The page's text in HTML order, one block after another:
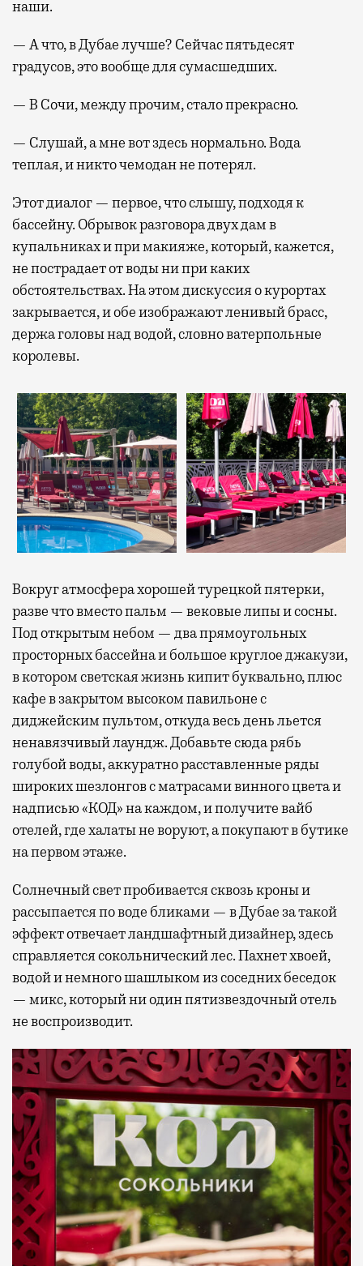
наши.
— А что, в Дубае лучше? Сейчас пятьдесят
градусов, это вообще для сумасшедших.
— В Сочи, между прочим, стало прекрасно.
— Слушай, а мне вот здесь нормально. Вода
теплая, и никто чемодан не потерял.
Этот диалог — первое, что слышу, подходя к
бассейну. Обрывок разговора двух дам в
купальниках и при макияже, который, кажется,
не пострадает от воды ни при каких
обстоятельствах. На этом дискуссия о курортах
закрывается, и обе изображают ленивый брасс,
держа головы над водой, словно ватерпольные
королевы.
Вокруг атмосфера хорошей турецкой пятерки,
разве что вместо пальм — вековые липы и сосны.
Под открытым небом — два прямоугольных
просторных бассейна и большое круглое джакузи,
в котором светская жизнь кипит буквально, плюс
кафе в закрытом высоком павильоне с
диджейским пультом, откуда весь день льется
ненавязчивый лаундж. Добавьте сюда рябь
голубой воды, аккуратно расставленные ряды
широких шезлонгов с матрасами винного цвета и
надписью «КОД» на каждом, и получите вайб
отелей, где халаты не воруют, а покупают в бутике
на первом этаже.
Солнечный свет пробивается сквозь кроны и
рассыпается по воде бликами — в Дубае за такой
эффект отвечает ландшафтный дизайнер, здесь
справляется сокольнический лес. Пахнет хвоей,
водой и немного шашлыком из соседних беседок
— микс, который ни один пятизвездочный отель
не воспроизводит.